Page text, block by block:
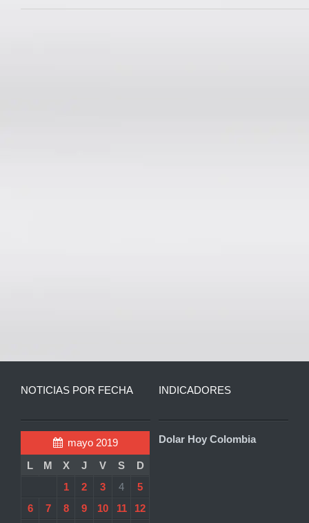
NOTICIAS POR FECHA
mayo 2019
L
M X J V S
D
1
2 3 4
5
6
7 8 9 10 11
12
INDICADORES
Dolar Hoy Colombia